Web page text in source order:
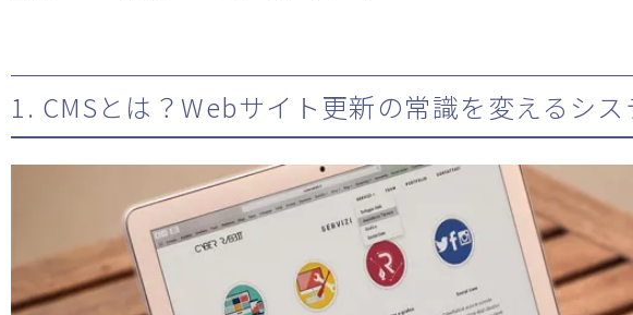
1. CMSとは？Webサイト更新の常識を変えるシス